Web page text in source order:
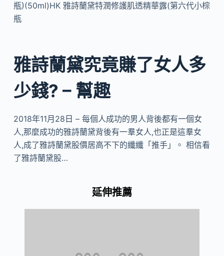
瓶)(50ml)HK 雅詩蘭黛特潤修護肌透精華露(第六代小棕
瓶
雅詩蘭黛究竟賺了女人多
少錢? – 幫趣
2018年11月28日 – 每個人成功的男人背後都有一個女
人,那麼成功的雅詩蘭黛背後有一羣女人,也正是這羣女
人,成了雅詩蘭黛股價居高不下的纖纖「推手」。 相信看
了雅詩蘭黛股…
延伸推薦